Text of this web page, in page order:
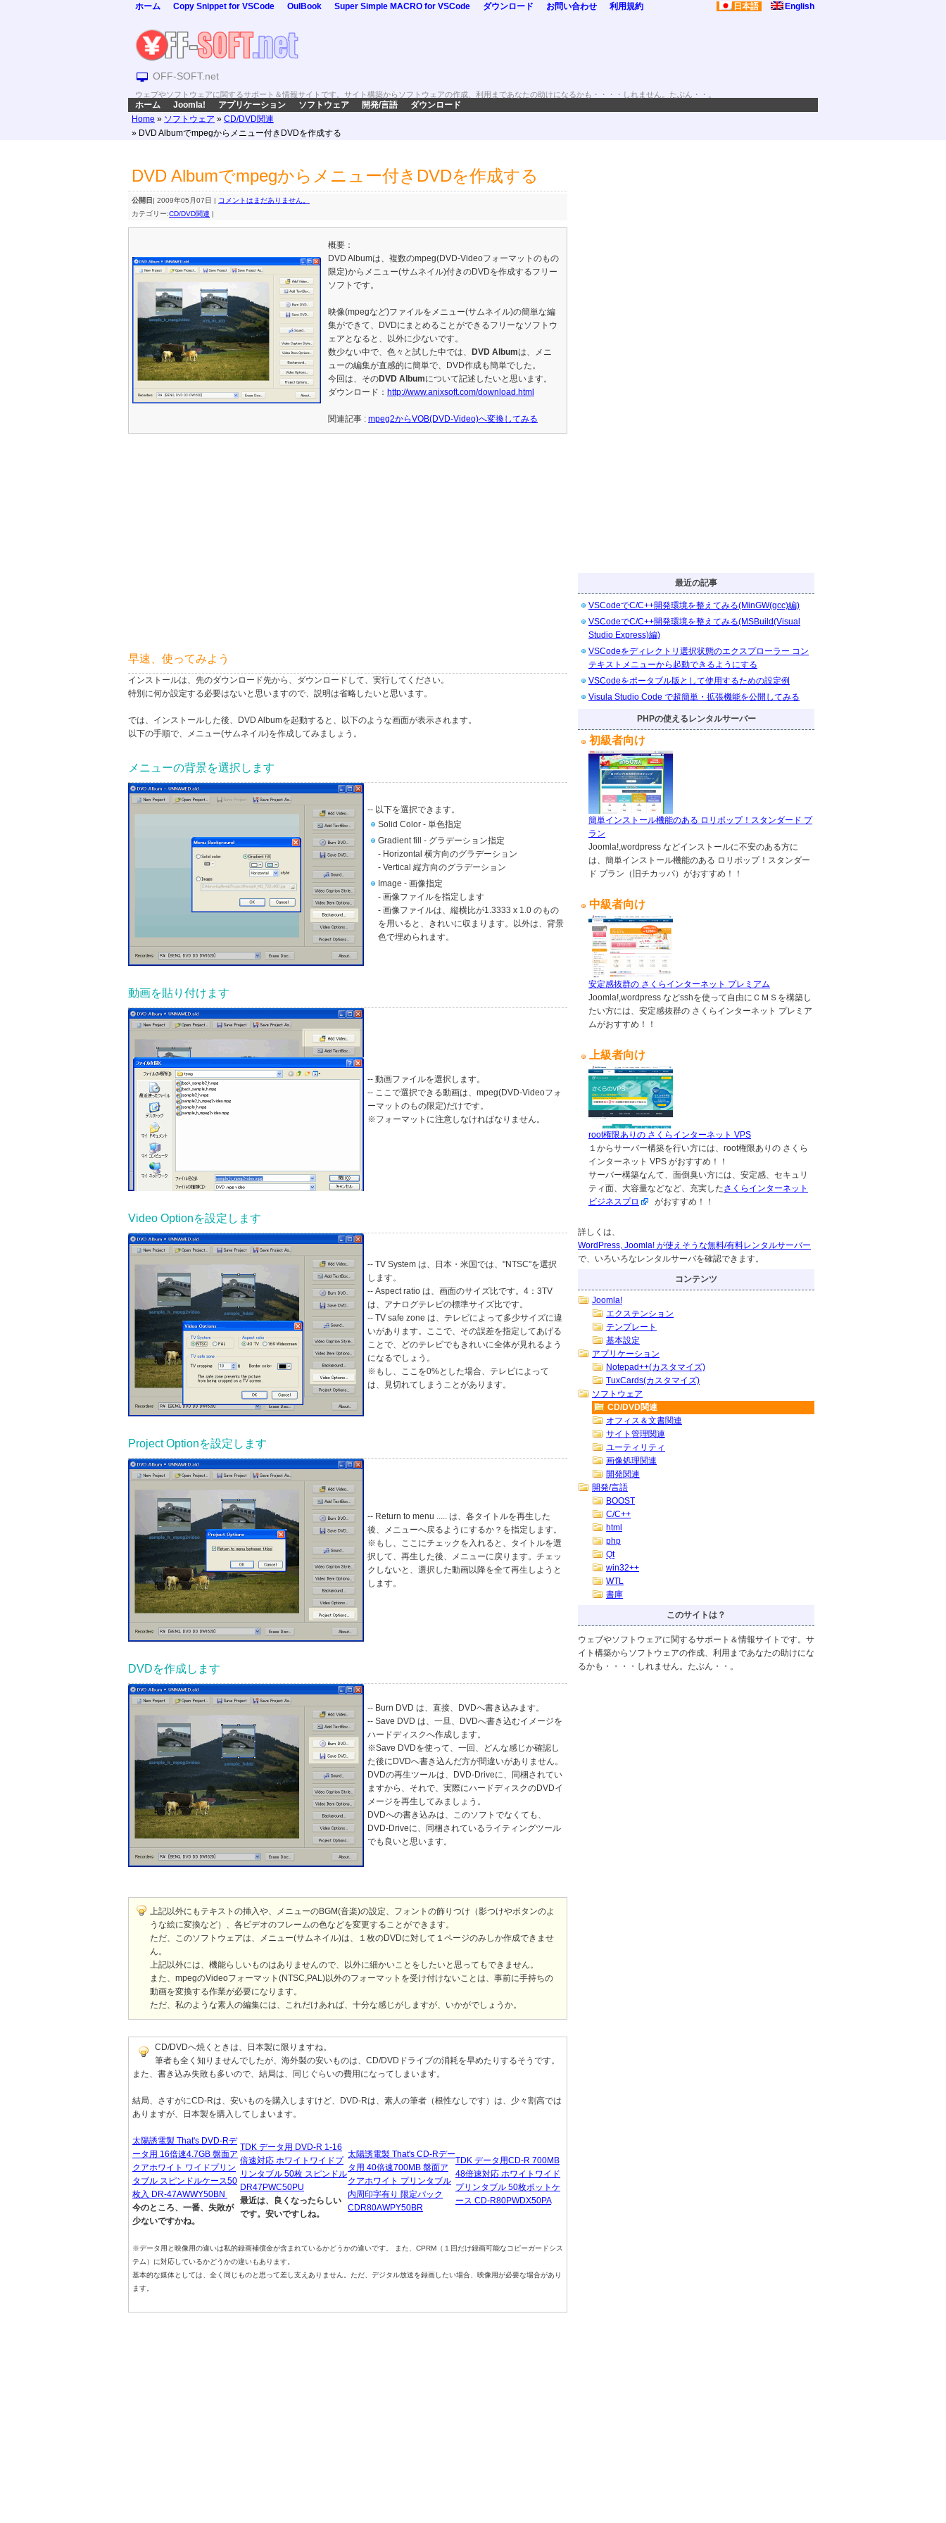
ホーム Copy Snippet for VSCode OulBook Super Simple MACRO for VSCode ダウンロード お問い合わせ 利用規約 日本語 English
OFF-SOFT.net
ウェブやソフトウェアに関するサポート＆情報サイトです。サイト構築からソフトウェアの作成、利用まであなたの助けになるかも・・・・しれません。たぶん・・。
ホーム Joomla! アプリケーション ソフトウェア 開発/言語
ダウンロード
Home » ソフトウェア » CD/DVD関連
» DVD Albumでmpegからメニュー付きDVDを作成する
DVD Albumでmpegからメニュー付きDVDを作成する
公開日 | 2009年05月07日 | コメントはまだありません。
カテゴリー:CD/DVD関連 |
概要：
DVD Albumは、複数のmpeg(DVD-Videoフォーマットのもの
限定)からメニュー(サムネイル)付きのDVDを作成するフリー
ソフトです。
映像(mpegなど)ファイルをメニュー(サムネイル)の簡単な編
集ができて、DVDにまとめることができるフリーなソフトウ
ェアとなると、以外に少ないです。
数少ない中で、色々と試した中では、
DVD Albumは、メニ
ューの編集が直感的に簡単で、DVD作成も簡単でした。
今回は、そのDVD Albumについて記述したいと思います。
ダウンロード： http://www.anixsoft.com/download.html
関連記事 : mpeg2からVOB(DVD-Video)へ変換してみる
早速、使ってみよう
インストールは、先のダウンロード先から、ダウンロードして、実行してください。
特別に何か設定する必要はないと思いますので、説明は省略したいと思います。
では、インストールした後、DVD Albumを起動すると、以下のような画面が表示されます。
以下の手順で、メニュー(サムネイル)を作成してみましょう。
メニューの背景を選択します
-- 以下を選択できます。
Solid Color - 単色指定
Gradient fill - グラデーション指定
- Horizontal 横方向のグラデーション
- Vertical 縦方向のグラデーション
Image - 画像指定
- 画像ファイルを指定します
- 画像ファイルは、縦横比が1.3333 x 1.0 のもの
を用いると、きれいに収まります。以外は、背景
色で埋められます。
動画を貼り付けます
-- 動画ファイルを選択します。
-- ここで選択できる動画は、mpeg(DVD-Videoフォ
ーマットのもの限定)だけです。
※フォーマットに注意しなければなりません。
Video Optionを設定します
-- TV System は、日本・米国では、"NTSC"を選択
します。
-- Aspect ratio は、画面のサイズ比です。4：3TV
は、アナログテレビの標準サイズ比です。
-- TV safe zone は、テレビによって多少サイズに違
いがあります。ここで、その誤差を指定してあげる
ことで、どのテレビでもきれいに全体が見れるよう
になるでしょう。
※もし、ここを0%とした場合、テレビによって
は、見切れてしまうことがあります。
Project Optionを設定します
-- Return to menu ..... は、各タイトルを再生した
後、メニューへ戻るようにするか？を指定します。
※もし、ここにチェックを入れると、タイトルを選
択して、再生した後、メニューに戻ります。チェッ
クしないと、選択した動画以降を全て再生しようと
します。
DVDを作成します
-- Burn DVD は、直接、DVDへ書き込みます。
-- Save DVD は、一旦、DVDへ書き込むイメージを
ハードディスクへ作成します。
※Save DVDを使って、一回、どんな感じか確認し
た後にDVDへ書き込んだ方が間違いがありません。
DVDの再生ツールは、DVD-Driveに、同梱されてい
ますから、それで、実際にハードディスクのDVDイ
メージを再生してみましょう。
DVDへの書き込みは、このソフトでなくても、
DVD-Driveに、同梱されているライティングツール
でも良いと思います。
上記以外にもテキストの挿入や、メニューのBGM(音楽)の設定、フォントの飾りつけ（影つけやボタンのよ
うな絵に変換など）、各ビデオのフレームの色などを変更することができます。
ただ、このソフトウェアは、メニュー(サムネイル)は、１枚のDVDに対して１ページのみしか作成できませ
ん。
上記以外には、機能らしいものはありませんので、以外に細かいことをしたいと思ってもできません。
また、mpegのVideoフォーマット(NTSC,PAL)以外のフォーマットを受け付けないことは、事前に手持ちの
動画を変換する作業が必要になります。
ただ、私のような素人の編集には、これだけあれば、十分な感じがしますが、いかがでしょうか。
CD/DVDへ焼くときは、日本製に限りますね。
筆者も全く知りませんでしたが、海外製の安いものは、CD/DVDドライブの消耗を早めたりするそうです。
また、書き込み失敗も多いので、結局は、同じぐらいの費用になってしまいます。
結局、さすがにCD-Rは、安いものを購入しますけど、DVD-Rは、素人の筆者（根性なしです）は、少々割高では
ありますが、日本製を購入してしまいます。
太陽誘電製 That's DVD-Rデ
ータ用 16倍速4.7GB 盤面ア
クアホワイト ワイドプリン
タブル スピンドルケース50
枚入 DR-47AWWY50BN
今のところ、一番、失敗が
少ないですかね。
TDK データ用 DVD-R 1-16
倍速対応 ホワイトワイドプ
リンタブル 50枚 スピンドル
DR47PWC50PU
最近は、良くなったらしい
です。安いですしね。
太陽誘電製 That's CD-Rデー
タ用 40倍速700MB 盤面ア
クアホワイト プリンタブル
内周印字有り 限定パック
CDR80AWPY50BR
TDK データ用CD-R 700MB
48倍速対応 ホワイトワイド
プリンタブル 50枚ポットケ
ース CD-R80PWDX50PA
※データ用と映像用の違いは私的録画補償金が含まれているかどうかの違いです。 また、CPRM（１回だけ録画可能なコピーガードシス
テム）に対応しているかどうかの違いもあります。
基本的な媒体としては、全く同じものと思って差し支えありません。ただ、デジタル放送を録画したい場合、映像用が必要な場合があり
ます。
最近の記事
VSCodeでC/C++開発環境を整えてみる(MinGW(gcc)編)
VSCodeでC/C++開発環境を整えてみる(MSBuild(Visual
Studio Express)編)
VSCodeをディレクトリ選択状態のエクスプローラー コン
テキストメニューから起動できるようにする
VSCodeをポータブル版として使用するための設定例
Visula Studio Code で超簡単・拡張機能を公開してみる
PHPの使えるレンタルサーバー
初級者向け
簡単インストール機能のある ロリポップ！スタンダード プ
ラン
Joomla!,wordpress などインストールに不安のある方に
は、簡単インストール機能のある ロリポップ！スタンダー
ド プラン（旧チカッパ）がおすすめ！！
中級者向け
安定感抜群の さくらインターネット プレミアム
Joomla!,wordpress などsshを使って自由にＣＭＳを構築し
たい方には、安定感抜群の さくらインターネット プレミア
ムがおすすめ！！
上級者向け
root権限ありの さくらインターネット VPS
１からサーバー構築を行い方には、root権限ありの さくら
インターネット VPS がおすすめ！！
サーバー構築なんて、面倒臭い方には、安定感、セキュリ
ティ面、大容量などなど、充実したさくらインターネット
ビジネスプロ
がおすすめ！！
詳しくは、
WordPress, Joomla! が使えそうな無料/有料レンタルサーバー
で、いろいろなレンタルサーバを確認できます。
コンテンツ
Joomla!
エクステンション
テンプレート
基本設定
アプリケーション
Notepad++(カスタマイズ)
TuxCards(カスタマイズ)
ソフトウェア
CD/DVD関連
オフィス＆文書関連
サイト管理関連
ユーティリティ
画像処理関連
開発関連
開発/言語
BOOST
C/C++
html
php
Qt
win32++
WTL
書庫
このサイトは？
ウェブやソフトウェアに関するサポート＆情報サイトです。サ
イト構築からソフトウェアの作成、利用まであなたの助けにな
るかも・・・・しれません。たぶん・・。